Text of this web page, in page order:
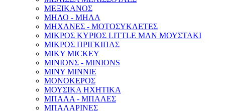
ΜΕΞΙΚΑΝΟΣ
ΜΗΛΟ - ΜΗΛΑ
ΜΗΧΑΝΕΣ - ΜΟΤΟΣΥΚΛΕΤΕΣ
ΜΙΚΡΟΣ ΚΥΡΙΟΣ LITTLE MAN ΜΟΥΣΤΑΚΙ
ΜΙΚΡΟΣ ΠΡΙΓΚΙΠΑΣ
ΜΙΚΥ MICKEY
ΜΙΝΙΟΝΣ - MINIONS
ΜΙΝΥ MINNIE
ΜΟΝΟΚΕΡΟΣ
ΜΟΥΣΙΚΑ ΗΧΗΤΙΚΑ
ΜΠΑΛΑ - ΜΠΑΛΕΣ
ΜΠΑΛΑΡΙΝΕΣ